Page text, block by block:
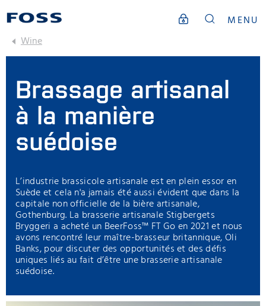
MENU
Wine
Brassage artisanal
à la manière
suédoise
L’industrie brassicole artisanale est en plein essor en
Suède et cela n'a jamais été aussi évident que dans la
capitale non officielle de la bière artisanale,
Gothenburg. La brasserie artisanale Stigbergets
Bryggeri a acheté un BeerFoss™ FT Go en 2021 et nous
avons rencontré leur maître-brasseur britannique, Oli
Banks, pour discuter des opportunités et des défis
uniques liés au fait d’être une brasserie artisanale
suédoise.